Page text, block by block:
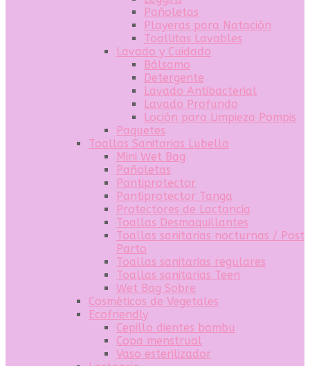
Pañoletas
Playeras para Natación
Toallitas Lavables
Lavado y Cuidado
Bálsamo
Detergente
Lavado Antibacterial
Lavado Profundo
Loción para Limpieza Pompis
Paquetes
Toallas Sanitarias Lubella
Mini Wet Bag
Pañoletas
Pantiprotector
Pantiprotector Tanga
Protectores de Lactancia
Toallas Desmaquillantes
Toallas sanitarias nocturnas / Post
Parto
Toallas sanitarias regulares
Toallas sanitarias Teen
Wet Bag Sobre
Cosméticos de Vegetales
Ecofriendly
Cepillo dientes bambu
Copa menstrual
Vaso esterilizador